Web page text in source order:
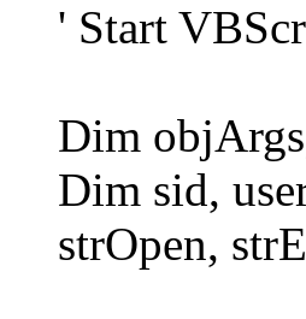
' Start
Dim
Dim sid,
strOpen,